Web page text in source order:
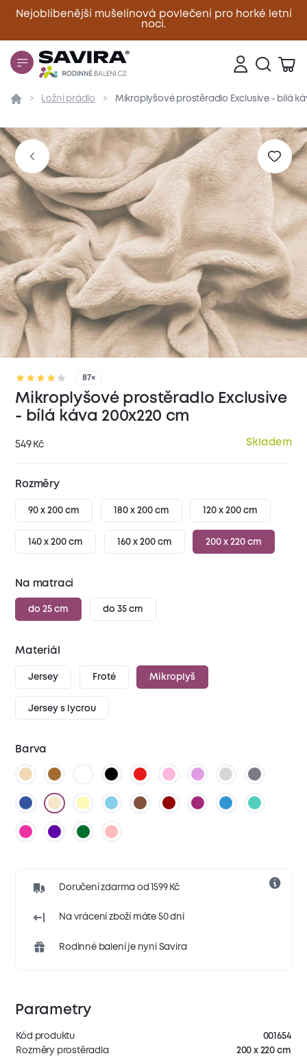
Nejoblíbenější mušelínová povlečení pro horké letní
noci.
Zavřít
Přehled Parametry Popis produktu Materiál
Ložní prádlo Mikroplyšové prostěradlo Exclusive - bílá
87×
Mikroplyšové prostěradlo Exclusive
- bílá káva 200x220 cm
549 Kč Skladem
Rozměry
90 x 200 cm 180 x 200 cm 120 x 200 cm
140 x 200 cm 160 x 200 cm 200 x 220 cm
Na matraci
do 25 cm do 35 cm
Materiál
Jersey Froté Mikroplyš
Jersey s lycrou
Barva
Doručení zdarma od 1599 Kč
Na vrácení zboží máte 50 dní
Rodinné balení je nyní Savira
Parametry
Kód produktu
001654
Rozměry prostěradla
200 x 220 cm